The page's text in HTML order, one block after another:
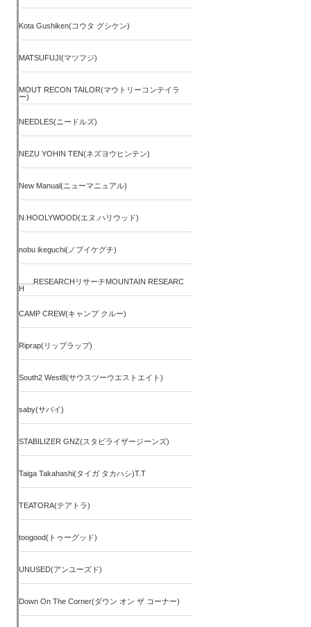
Kota Gushiken(コウタ グシケン)
MATSUFUJI(マツフジ)
MOUT RECON TAILOR(マウトリーコンテイラ
ー)
NEEDLES(ニードルズ)
NEZU YOHIN TEN(ネズヨウヒンテン)
New Manual(ニューマニュアル)
N.HOOLYWOOD(エヌ.ハリウッド)
nobu ikeguchi(ノブイケグチ)
.......RESEARCHリサーチMOUNTAIN RESEARC
H
CAMP CREW(キャンプ クルー)
Riprap(リップラップ)
South2 West8(サウスツーウエストエイト)
saby(サバイ)
STABILIZER GNZ(スタビライザージーンズ)
Taiga Takahashi(タイガ タカハシ)T.T
TEATORA(テアトラ)
toogood(トゥーグッド)
UNUSED(アンユーズド)
Down On The Corner(ダウン オン ザ コーナー)